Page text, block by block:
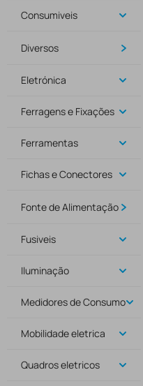
Consumiveis
Diversos
Eletrónica
Ferragens e Fixações
Ferramentas
Fichas e Conectores
Fonte de Alimentação
Fusiveis
Iluminação
Medidores de Consumo
Mobilidade eletrica
Quadros eletricos